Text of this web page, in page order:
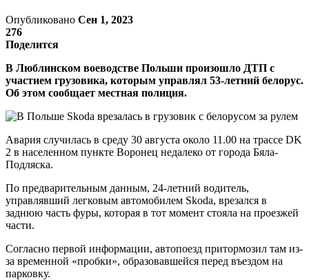
Опубликовано Сен 1, 2023
276
Поделится
В Люблинском воеводстве Польши произошло ДТП с
участием грузовика, которым управлял 53-летний белорус.
Об этом сообщает местная полиция.
Авария случилась в среду 30 августа около 11.00 на трассе DK
2 в населенном пункте Воронец недалеко от города Бяла-
Подляска.
По предварительным данным, 24-летний водитель,
управлявший легковым автомобилем Skoda, врезался в
заднюю часть фуры, которая в тот момент стояла на проезжей
части.
Согласно первой информации, автопоезд притормозил там из-
за временной «пробки», образовавшейся перед въездом на
парковку.